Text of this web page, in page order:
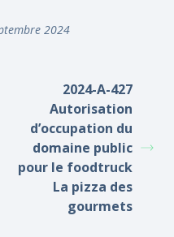
2024
2024-A-427
Autorisation
d’occupation du
domaine public
pour le foodtruck
La pizza des
gourmets